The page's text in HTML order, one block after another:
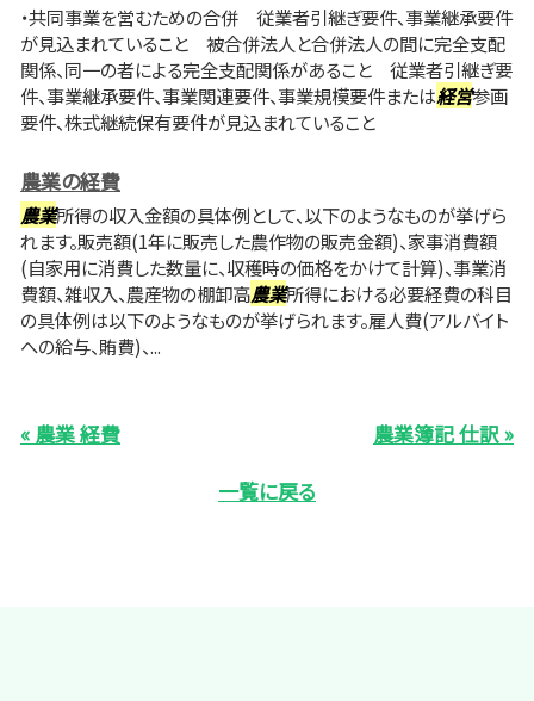
・共同事業を営むための合併 従業者引継ぎ要件、事業継承要件
が見込まれていること 被合併法人と合併法人の間に完全支配
関係、同一の者による完全支配関係があること 従業者引継ぎ要
件、事業継承要件、事業関連要件、事業規模要件または経営参画
要件、株式継続保有要件が見込まれていること
農業の経費
農業所得の収入金額の具体例として、以下のようなものが挙げら
れます。販売額(1年に販売した農作物の販売金額)、家事消費額
(自家用に消費した数量に、収穫時の価格をかけて計算)、事業消
費額、雑収入、農産物の棚卸高農業所得における必要経費の科目
の具体例は以下のようなものが挙げられます。雇人費(アルバイト
への給与、賄費)、...
« 農業 経費
農業簿記 仕訳 »
一覧に戻る